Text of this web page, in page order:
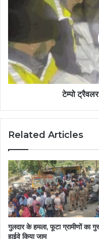
टेम्पो ट्रैवलर
Related Articles
गुलदार के हमला, फूटा ग्रामीणों का
हाईवे किया जाम